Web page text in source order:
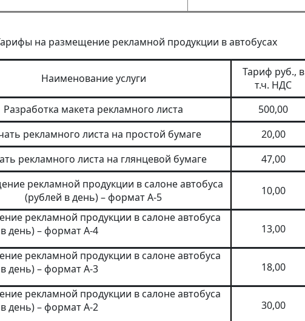
на размещение рекламной продукции в автобусах
Наименование услуги
Тариф руб., в
т.ч. НДС
Разработка макета рекламного листа
500,00
рекламного листа на простой бумаге
20,00
рекламного листа на глянцевой бумаге
47,00
рекламной продукции в салоне автобуса
(рублей в день) – формат А-5
10,00
рекламной продукции в салоне автобуса
день) – формат А-4
13,00
рекламной продукции в салоне автобуса
день) – формат А-3
18,00
рекламной продукции в салоне автобуса
день) – формат А-2
30,00